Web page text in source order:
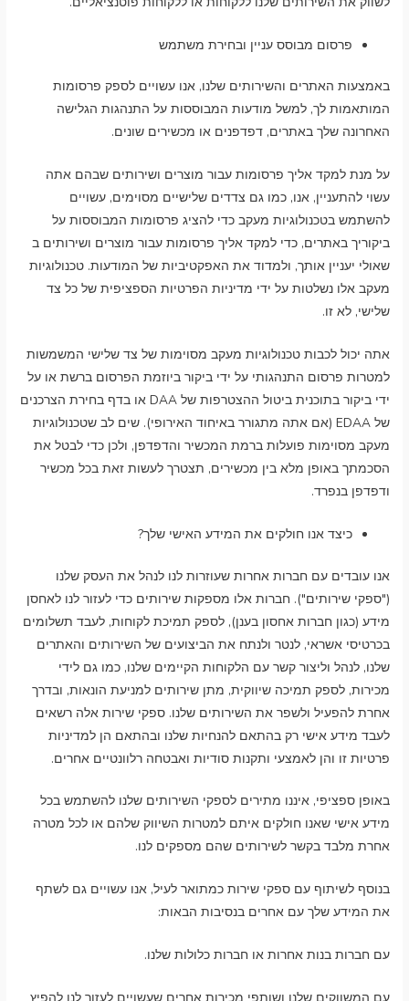
פרסום מבוסס עניין ובחירת משתמש
באמצעות האתרים והשירותים שלנו, אנו עשויים לספק פרסומות
המותאמות לך, למשל מודעות המבוססות על התנהגות הגלישה
האחרונה שלך באתרים, דפדפנים או מכשירים שונים.
על מנת למקד אליך פרסומות עבור מוצרים ושירותים שבהם אתה
עשוי להתעניין, אנו, כמו גם צדדים שלישיים מסוימים, עשויים
להשתמש בטכנולוגיות מעקב כדי להציג פרסומות המבוססות על
ביקוריך באתרים, כדי למקד אליך פרסומות עבור מוצרים ושירותים ב
שאולי יעניין אותך, ולמדוד את האפקטיביות של המודעות. טכנולוגיות
מעקב אלו נשלטות על ידי מדיניות הפרטיות הספציפית של כל צד
שלישי, לא זו.
אתה יכול לכבות טכנולוגיות מעקב מסוימות של צד שלישי המשמשות
למטרות פרסום התנהגותי על ידי ביקור ביוזמת הפרסום ברשת או על
ידי ביקור בתוכנית ביטול ההצטרפות של DAA או בדף בחירת הצרכנים
של EDAA (אם אתה מתגורר באיחוד האירופי). שים לב שטכנולוגיות
מעקב מסוימות פועלות ברמת המכשיר והדפדפן, ולכן כדי לבטל את
הסכמתך באופן מלא בין מכשירים, תצטרך לעשות זאת בכל מכשיר
ודפדפן בנפרד.
כיצד אנו חולקים את המידע האישי שלך?
אנו עובדים עם חברות אחרות שעוזרות לנו לנהל את העסק שלנו
("ספקי שירותים"). חברות אלו מספקות שירותים כדי לעזור לנו לאחסן
מידע (כגון חברות אחסון בענן), לספק תמיכת לקוחות, לעבד תשלומים
בכרטיסי אשראי, לנטר ולנתח את הביצועים של השירותים והאתרים
שלנו, לנהל וליצור קשר עם הלקוחות הקיימים שלנו, כמו גם לידי
מכירות, לספק תמיכה שיווקית, מתן שירותים למניעת הונאות, ובדרך
אחרת להפעיל ולשפר את השירותים שלנו. ספקי שירות אלה רשאים
לעבד מידע אישי רק בהתאם להנחיות שלנו ובהתאם הן למדיניות
פרטיות זו והן לאמצעי ותקנות סודיות ואבטחה רלוונטיים אחרים.
באופן ספציפי, איננו מתירים לספקי השירותים שלנו להשתמש בכל
מידע אישי שאנו חולקים איתם למטרות השיווק שלהם או לכל מטרה
אחרת מלבד בקשר לשירותים שהם מספקים לנו.
בנוסף לשיתוף עם ספקי שירות כמתואר לעיל, אנו עשויים גם לשתף
את המידע שלך עם אחרים בנסיבות הבאות:
עם חברות בנות אחרות או חברות כלולות שלנו.